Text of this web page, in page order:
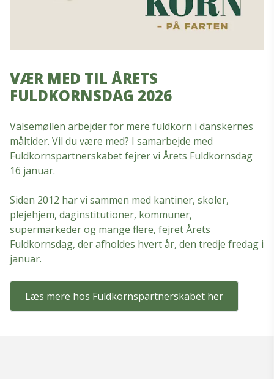
VÆR MED TIL ÅRETS
FULDKORNSDAG 2026
Valsemøllen arbejder for mere fuldkorn i danskernes
måltider. Vil du være med? I samarbejde med
Fuldkornspartnerskabet fejrer vi Årets Fuldkornsdag
16 januar.
Siden 2012 har vi sammen med kantiner, skoler,
plejehjem, daginstitutioner, kommuner,
supermarkeder og mange flere, fejret Årets
Fuldkornsdag, der afholdes hvert år, den tredje fredag i
januar.
Læs mere hos Fuldkornspartnerskabet her